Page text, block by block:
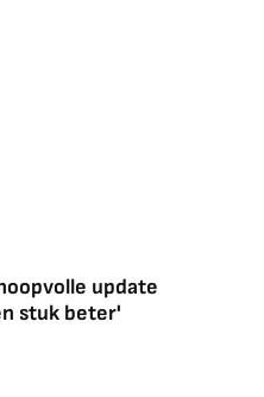
update
stuk beter'